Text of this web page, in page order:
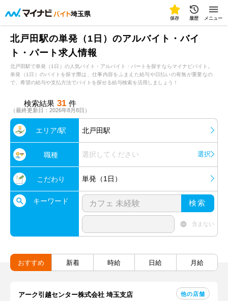
埼玉県
保存 履歴 メニュー
北戸田駅の単発（1日）のアルバイト・バイ
ト・パート求人情報
北戸田駅で単発（1日）の人気バイト・アルバイト・パートを探すならマイナビバイト。
単発（1日）のバイトを探す際は、仕事内容をふまえた給与や日払いの有無が重要なの
で、希望の給与や支払方法でバイトを探せる給与検索を活用しましょう！
検索結果 31 件
（最終更新日：2026年8月8日）
エリア/駅 北戸田駅
職種 選択してください 選択
こだわり 単発（1日）
キーワード 検索
含まない
おすすめ 新着 時給 日給 月給
アーク引越センター株式会社 埼玉支店 他の店舗